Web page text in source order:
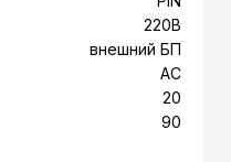
220В
внешний БП
AC
20
90